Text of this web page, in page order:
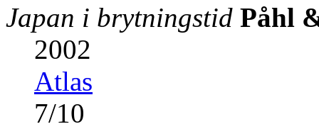
Japan i brytningstid Påhl
2002
Atlas
7/10